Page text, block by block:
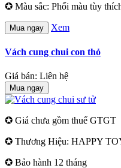
✪ Màu sắc: Phối màu tùy
Mua ngay Xem
Vách cung chui con thỏ
Giá bán: Liên hệ
Mua ngay
✪ Giá chưa gồm thuế GTGT
✪ Thương Hiệu: HAPPY
✪ Bảo hành 12 tháng